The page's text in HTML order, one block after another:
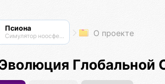
Псиона
Cимулятор ноосферы О проекте
Глобальной